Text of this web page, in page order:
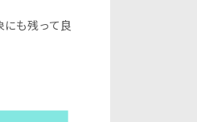
も残って良